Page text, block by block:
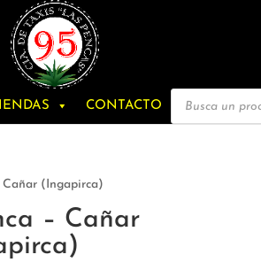
CONTACTO
Búsqueda
Cañar (Ingapirca)
– Cañar